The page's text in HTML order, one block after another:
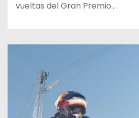
vueltas del Gran Premio…